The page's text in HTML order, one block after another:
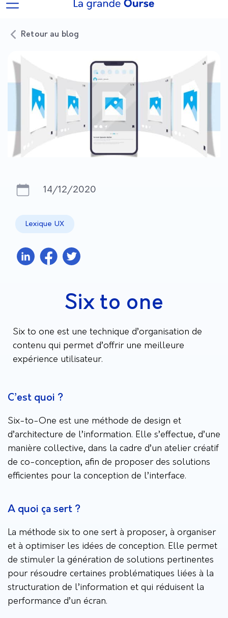
Retour au blog
14/12/2020
Lexique UX
Six to one
Six to one est une technique d’organisation de
contenu qui permet d’offrir une meilleure
expérience utilisateur.
C’est quoi ?
Six-to-One est une méthode de design et
d’architecture de l’information. Elle s’effectue, d’une
manière collective, dans la cadre d’un atelier créatif
de co-conception, afin de proposer des solutions
efficientes pour la conception de l’interface.
A quoi ça sert ?
La méthode six to one sert à proposer, à organiser
et à optimiser les idées de conception. Elle permet
de stimuler la génération de solutions pertinentes
pour résoudre certaines problématiques liées à la
structuration de l’information et qui réduisent la
performance d’un écran.